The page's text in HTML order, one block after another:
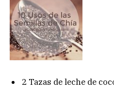
2 Tazas de leche de